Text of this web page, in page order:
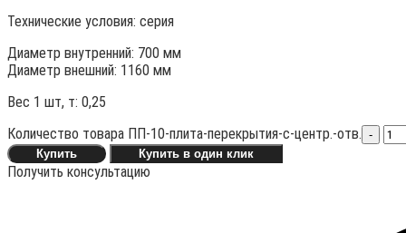
Технические условия: серия
Диаметр внутренний: 700 мм
Диаметр внешний: 1160 мм
Вес 1 шт, т: 0,25
Количество товара ПП-10-плита-перекрытия-c-центр.-отв. -
Купить
Купить в один клик
Получить консультацию